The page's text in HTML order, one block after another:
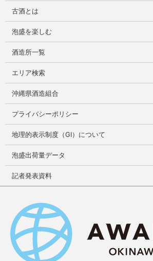
古酒とは
泡盛を楽しむ
酒造所一覧
エリア検索
沖縄県酒造組合
プライバシーポリシー
地理的表示制度（GI）について
泡盛出荷量データ
記者発表資料